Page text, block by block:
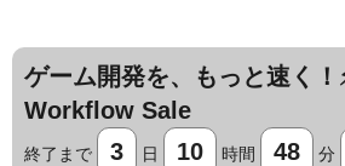
ゲーム開発を、もっと速く！
Workflow Sale
終了まで 3 日 10 時間 48 分